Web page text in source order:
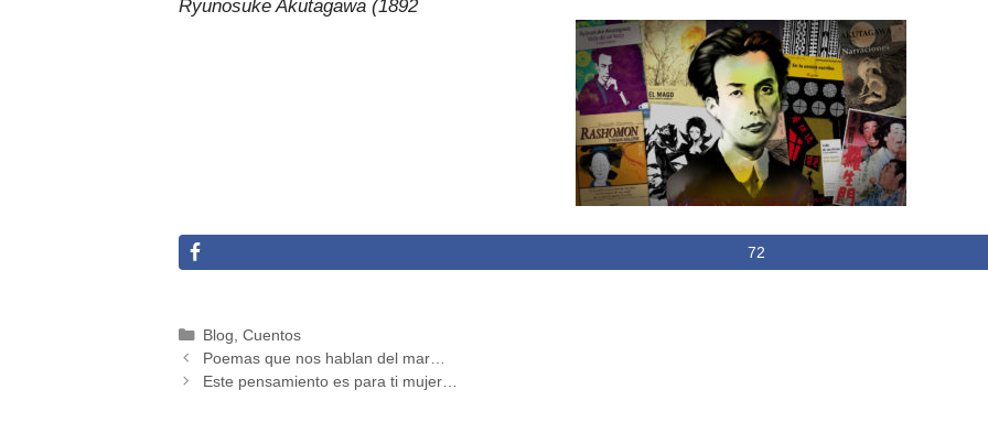
Ryunosuke Akutagawa (1892
72
Categorías
Blog Cuentos
Poemas que nos hablan del mar…
Este pensamiento es para ti mujer…